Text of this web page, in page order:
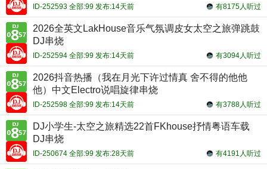
有8175人听过
ID-252593 全部:99 发布:14天前
2026全英文LakHouse音乐气氛调皮女太空之旅弹跳鼓
DJ串烧
有3094人听过
ID-252594 全部:99 发布:14天前
2026抖音热播（我在月光下许过情真 舍不得的他他
他）中文Electro说唱旋律串烧
有3788人听过
ID-252598 全部:99 发布:14天前
DJ小学生-太空之旅精选22首FKhouse抒情粤语车载
DJ串烧
有4191人听过
ID-250674 全部:99 发布:28天前